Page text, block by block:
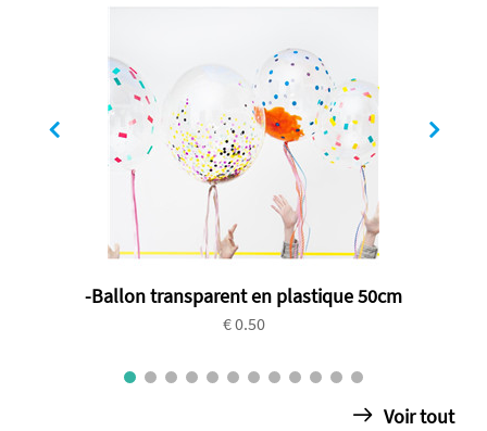
-Ballon transparent en plastique 50cm
€ 0.50
Voir tout